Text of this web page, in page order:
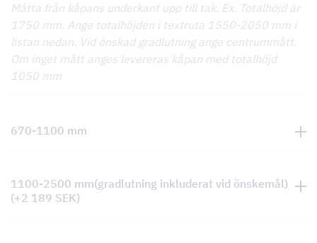
Måtta från kåpans underkant upp till tak. Ex. Totalhöjd är
1750 mm. Ange totalhöjden i textruta 1550-2050 mm i
listan nedan. Vid önskad gradlutning ange centrummått.
Om inget mått anges levereras kåpan med totalhöjd
1050 mm
670-1100 mm
1100-2500 mm(gradlutning inkluderat vid önskemål)
(+2 189 SEK)